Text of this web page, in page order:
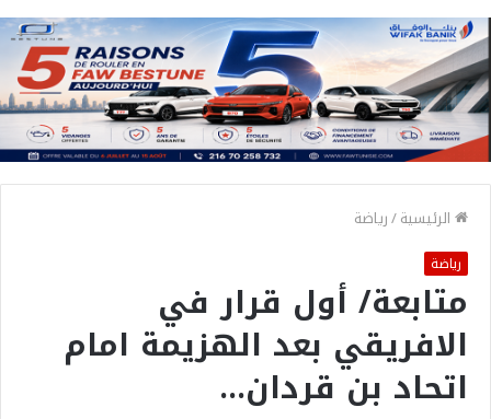
الرئيسية/رياضة
رياضة
متابعة/ أول قرار في
الافريقي بعد الهزيمة امام
اتحاد بن قردان…